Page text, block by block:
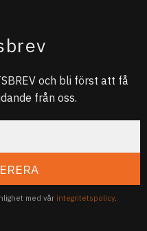
och bli först att få
från oss.
med vår integritetspolicy.